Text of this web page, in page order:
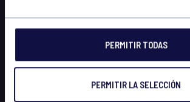
PERMITIR TODAS
PERMITIR LA SELECCIÓN